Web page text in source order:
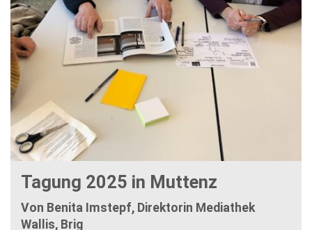
Tagung 2025 in Muttenz
Von Benita Imstepf, Direktorin Mediathek
Wallis, Brig